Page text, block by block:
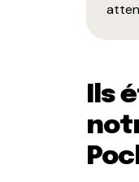
Ils